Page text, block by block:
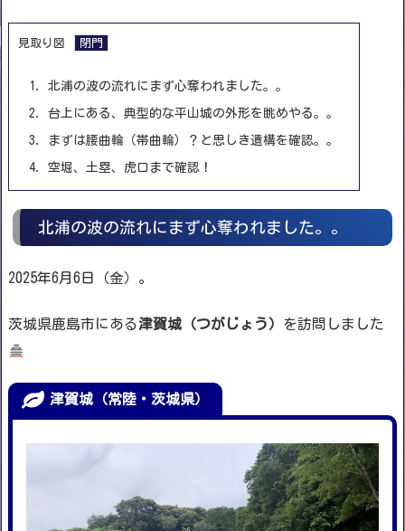
見取り図
1. 北浦の波の流れにまず心奪われました。。
2. 台上にある、典型的な平山城の外形を眺めやる。。
3. まずは腰曲輪（帯曲輪）？と思しき遺構を確認。。
4. 空堀、土塁、虎口まで確認！
北浦の波の流れにまず心奪われました。。
2025年6月6日（金）。
茨城県鹿島市にある津賀城（つがじょう） を訪問しました
津賀城（常陸・茨城県）